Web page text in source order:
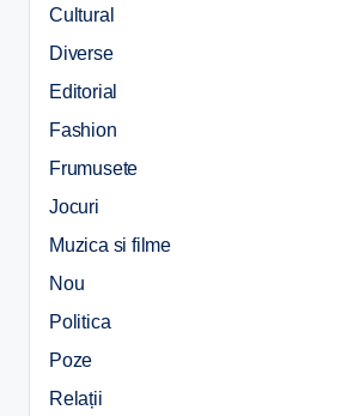
Cultural
Diverse
Editorial
Fashion
Frumusete
Jocuri
Muzica si filme
Nou
Politica
Poze
Relații